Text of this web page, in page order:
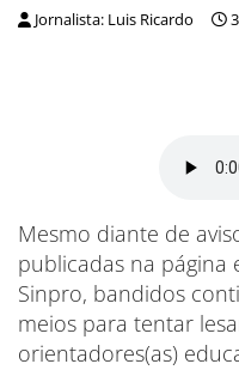
Jornalista: Luis Ricardo
Mesmo diante de
publicadas na página
Sinpro, bandidos
meios para tentar
orientadores(as)